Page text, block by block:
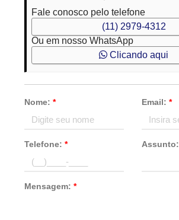
Fale conosco pelo telefone
(11) 2979-4312
Ou em nosso WhatsApp
Clicando aqui
Nome:* Email: *
Telefone:* Assunto:
Mensagem:*